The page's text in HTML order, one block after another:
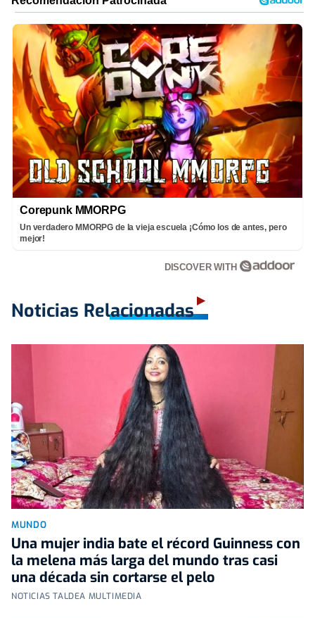
Corepunk MMORPG
Un verdadero MMORPG de la vieja escuela ¡Cómo los de antes, pero
mejor!
DISCOVER WITH
Noticias Relacionadas
MUNDO
Una mujer india bate el récord Guinness con
la melena más larga del mundo tras casi
una década sin cortarse el pelo
NOTICIAS TALDEA MULTIMEDIA